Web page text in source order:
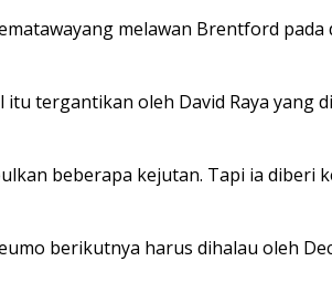
melawan Brentford
tergantikan oleh David Raya yang
beberapa kejutan. Tapi ia
berikutnya harus dihalau oleh